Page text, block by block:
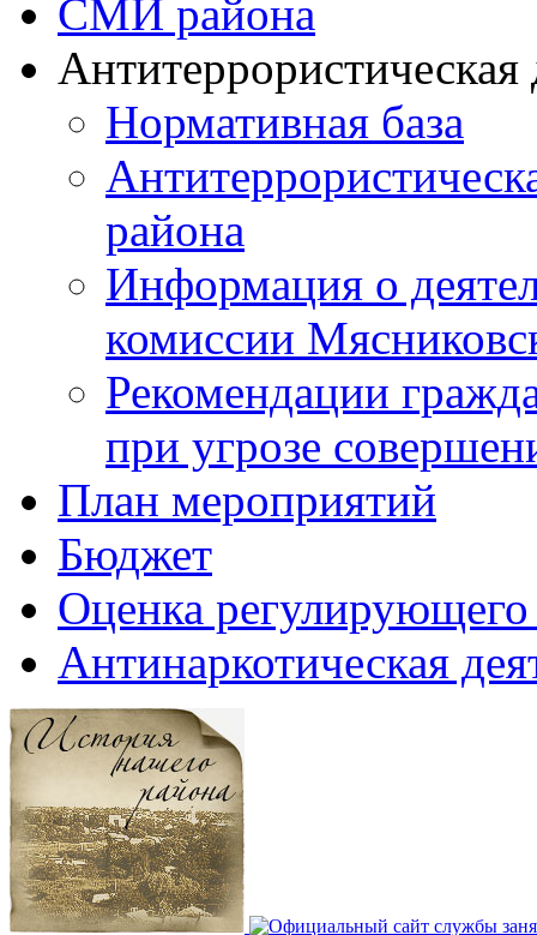
СМИ района
Антитеррористическая
Нормативная база
района
Информация о
комиссии
Рекомендации
при угрозе
План мероприятий
Бюджет
Оценка регулирующего
Антинаркотическая